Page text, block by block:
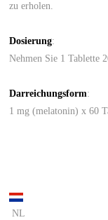
zu erholen.
Dosierung:
Nehmen Sie 1 Tablette
Darreichungsform:
1 mg (melatonin) x 60
NL